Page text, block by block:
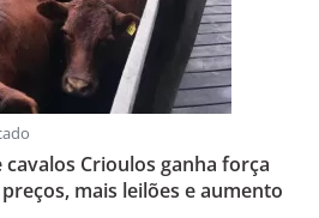
Crioulos ganha força
mais leilões e aumento